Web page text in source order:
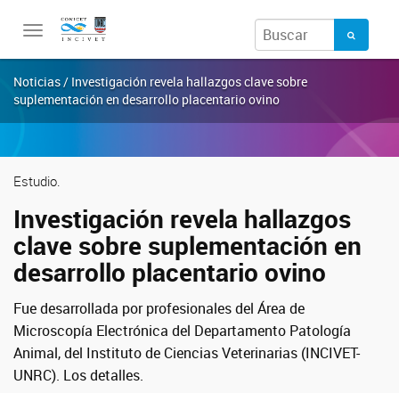
Toggle
Noticias / Investigación revela hallazgos clave sobre
suplementación en desarrollo placentario ovino
Estudio.
Investigación revela hallazgos
clave sobre suplementación en
desarrollo placentario ovino
Fue desarrollada por profesionales del Área de
Microscopía Electrónica del Departamento Patología
Animal, del Instituto de Ciencias Veterinarias (INCIVET-
UNRC). Los detalles.